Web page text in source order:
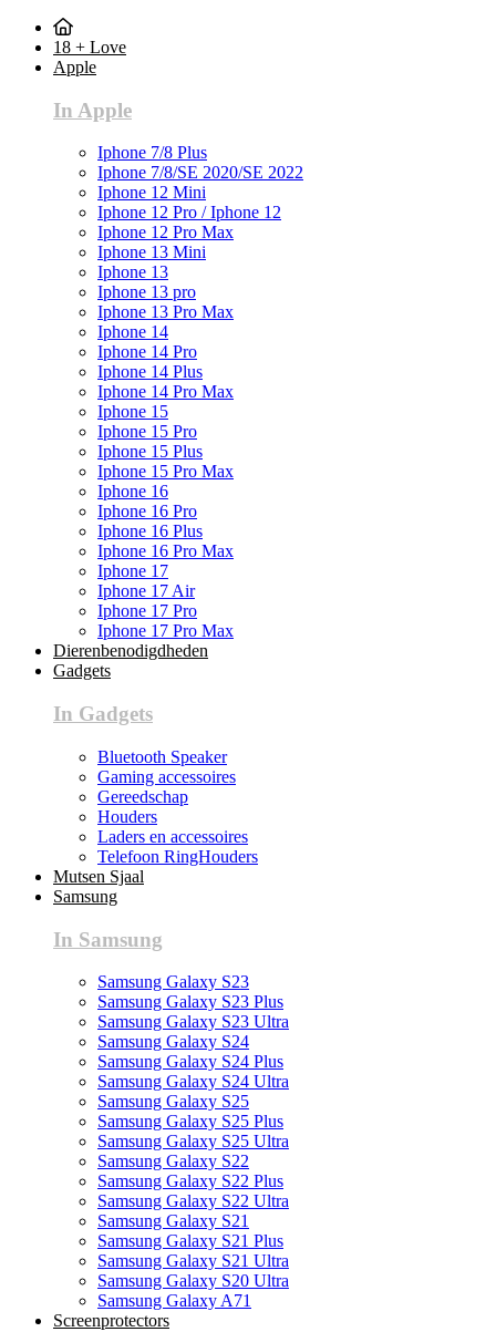
18 + Love
Apple
In Apple
Iphone 7/8 Plus
Iphone 7/8/SE 2020/SE 2022
Iphone 12 Mini
Iphone 12 Pro / Iphone 12
Iphone 12 Pro Max
Iphone 13 Mini
Iphone 13
Iphone 13 pro
Iphone 13 Pro Max
Iphone 14
Iphone 14 Pro
Iphone 14 Plus
Iphone 14 Pro Max
Iphone 15
Iphone 15 Pro
Iphone 15 Plus
Iphone 15 Pro Max
Iphone 16
Iphone 16 Pro
Iphone 16 Plus
Iphone 16 Pro Max
Iphone 17
Iphone 17 Air
Iphone 17 Pro
Iphone 17 Pro Max
Dierenbenodigdheden
Gadgets
In Gadgets
Bluetooth Speaker
Gaming accessoires
Gereedschap
Houders
Laders en accessoires
Telefoon RingHouders
Mutsen Sjaal
Samsung
In Samsung
Samsung Galaxy S23
Samsung Galaxy S23 Plus
Samsung Galaxy S23 Ultra
Samsung Galaxy S24
Samsung Galaxy S24 Plus
Samsung Galaxy S24 Ultra
Samsung Galaxy S25
Samsung Galaxy S25 Plus
Samsung Galaxy S25 Ultra
Samsung Galaxy S22
Samsung Galaxy S22 Plus
Samsung Galaxy S22 Ultra
Samsung Galaxy S21
Samsung Galaxy S21 Plus
Samsung Galaxy S21 Ultra
Samsung Galaxy S20 Ultra
Samsung Galaxy A71
Screenprotectors